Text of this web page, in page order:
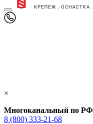
×
Многоканальный по РФ
8 (800) 333‑21-68